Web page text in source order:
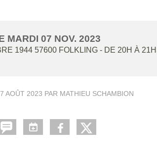
MARDI 07 NOV. 2023
1944 57600 FOLKLING - DE 20H À
AOÛT 2023 PAR MATHIEU SCHAMBION